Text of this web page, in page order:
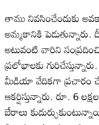
తాము నివసించేందుకు
అమ్మకానికి పెడుతున్నారు.
అటువంటి వారిని
ప్రలోభాలకు
మీడియా వేదికగా ప్రచారం
ఆకర్షిస్తున్నారు. రూ. 6
బేరాలు